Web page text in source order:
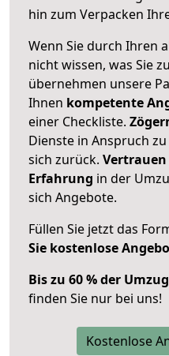
hin zum Verpacken
Wenn Sie durch Ihren
nicht wissen, was Sie
übernehmen unsere
Ihnen kompetente
einer Checkliste.
Dienste in Anspruch
sich zurück. Vertrauen
Erfahrung in der
sich Angebote.
Füllen Sie jetzt das
Sie kostenlose
Bis zu 60 % der
finden Sie nur bei uns!
Kostenlose